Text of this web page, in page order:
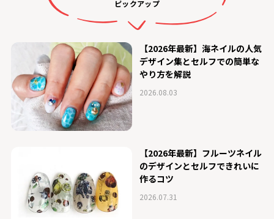
ピックアップ
【2026年最新】海ネイルの人気
デザイン集とセルフでの簡単な
やり方を解説
2026.08.03
【2026年最新】フルーツネイル
のデザインとセルフできれいに
作るコツ
2026.07.31